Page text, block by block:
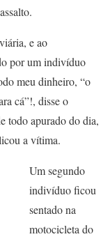
e ao
por um indivíduo
meu dinheiro, “o
cá”!, disse o
todo apurado do dia,
a vítima.
Um segundo
indivíduo ficou
sentado na
motocicleta do